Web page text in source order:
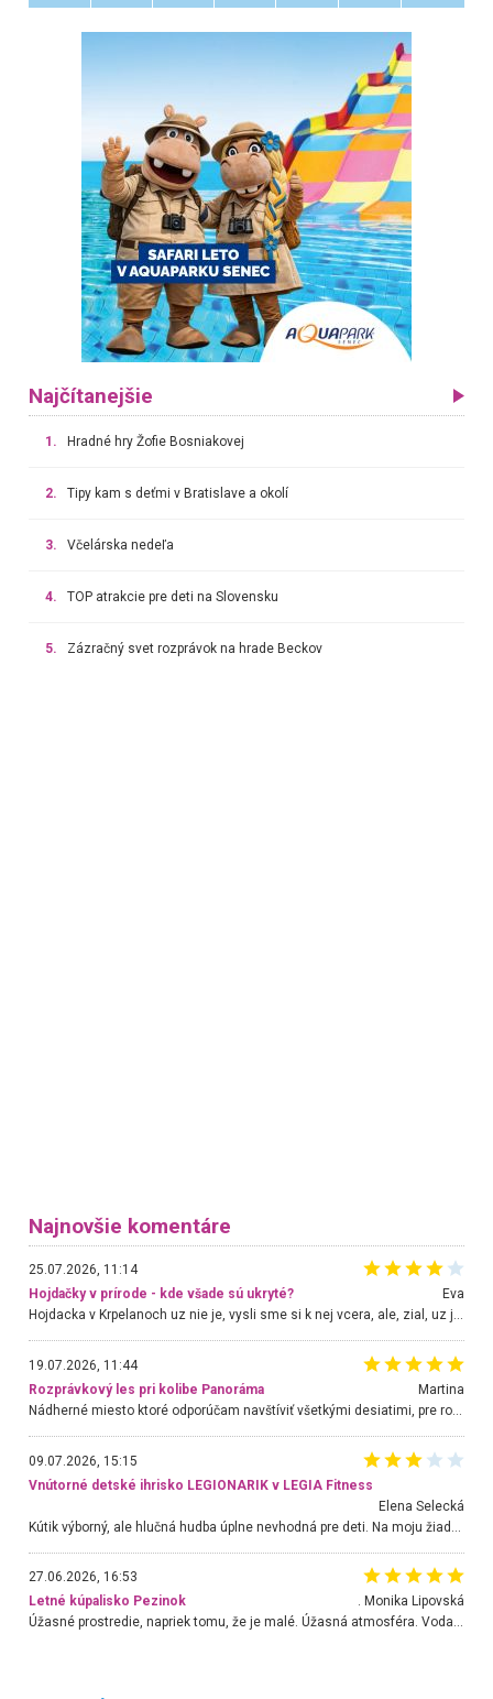
Najčítanejšie
1. Hradné hry Žofie Bosniakovej
2. Tipy kam s deťmi v Bratislave a okolí
3. Včelárska nedeľa
4. TOP atrakcie pre deti na Slovensku
5. Zázračný svet rozprávok na hrade Beckov
Najnovšie komentáre
25.07.2026, 11:14
Hojdačky v prírode - kde všade sú ukryté?
Eva
Hojdacka v Krpelanoch uz nie je, vysli sme si k nej vcera, ale, zial, uz je znicena. Ak sem planujete cestu len kvoli hojdacke, mozete si ju usetrit. Krasny vyhlad je tu vsak aj bez hojdacky :-)
19.07.2026, 11:44
Rozprávkový les pri kolibe Panoráma
Martina
Nádherné miesto ktoré odporúčam navštíviť všetkými desiatimi, pre rodiny s deťmi, dôchodcom... Proste a jednoducho ozaj rozprávkový les.. určite ešte prídeme. Odniesli sme si na pamiatku krásne tričká,
09.07.2026, 15:15
Vnútorné detské ihrisko LEGIONARIK v LEGIA Fitness
Elena Selecká
27.06.2026, 16:53
Letné kúpalisko Pezinok
. Monika Lipovská
Úžasné prostredie, napriek tomu, že je malé. Úžasná atmosféra. Voda fantastická a nádherná. Ľudí je pomerne veľa, ale su mili a ohľaduplní. Je veľmi zaujímavé sledovať, ako dokážu spolu športovať cudzí ľudia a bez ohľadu na vek. Vládne tu pohoda. Vnuka neviem dostať z vody. Ďakujem za krásny deň . Urcite sa sem vrátim. Jediný problém je s parkovaním, ale aj ten sa mi podarilo vyriešiť. Monika Bratislava